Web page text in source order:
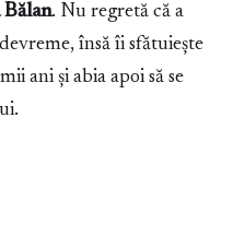
. Nu regretă că a
însă îi sfătuiește
ani și abia apoi să se